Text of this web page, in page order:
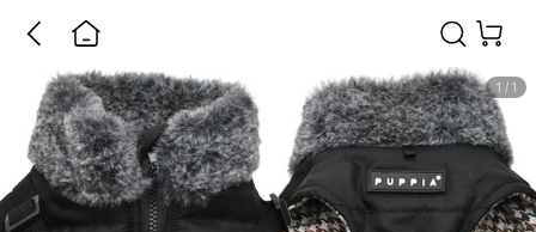
1 / 1